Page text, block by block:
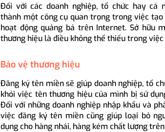
Đối với các doanh nghiệp, tổ chức hay cá
thành một công cụ quan trọng trong việc tạo
hoạt động quảng bá trên Internet. Sở hữu
thương hiệu là điều không thể thiếu trong
Bảo vệ thương hiệu
Đăng ký tên miền sẽ giúp doanh nghiệp, tổ
khỏi việc tên thương hiệu của mình bị sử
Đối với những doanh nghiệp nhập khẩu và
việc đăng ký tên miền cũng giúp loại bỏ
dụng cho hàng nhái, hàng kém chất lượng